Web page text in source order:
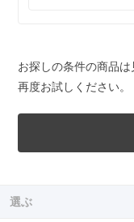
お探しの条件の商品
再度お試しください。
選ぶ